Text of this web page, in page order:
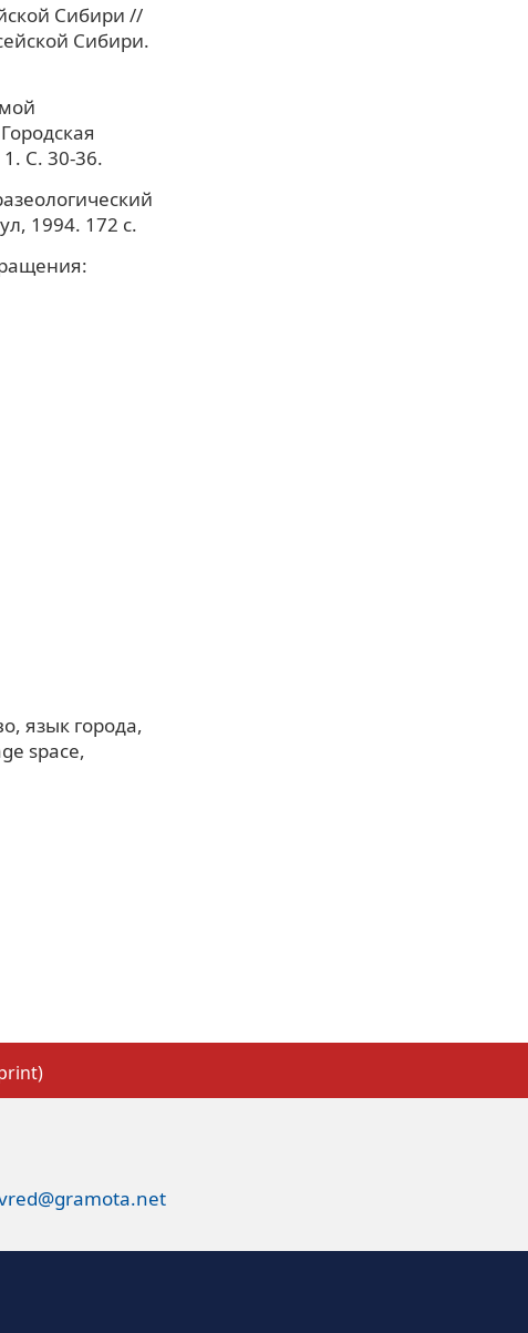
Сибири //
Сибири.
С. 30-36.
1994. 172 с.
язык города
space